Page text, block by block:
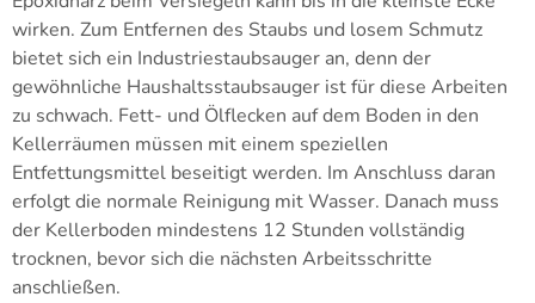
wirken. Zum Entfernen des Staubs und losem Schmutz
bietet sich ein Industriestaubsauger an, denn der
gewöhnliche Haushaltsstaubsauger ist für diese Arbeiten
zu schwach. Fett- und Ölflecken auf dem Boden in den
Kellerräumen müssen mit einem speziellen
Entfettungsmittel beseitigt werden. Im Anschluss daran
erfolgt die normale Reinigung mit Wasser. Danach muss
der Kellerboden mindestens 12 Stunden vollständig
trocknen, bevor sich die nächsten Arbeitsschritte
anschließen.